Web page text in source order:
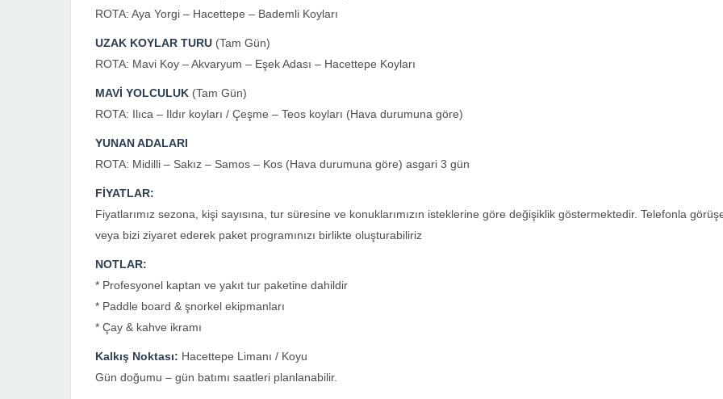
ROTA: Aya Yorgi – Hacettepe – Bademli Koyları
UZAK KOYLAR TURU (Tam Gün)
ROTA: Mavi Koy – Akvaryum – Eşek Adası – Hacettepe Koyları
MAVİ YOLCULUK (Tam Gün)
ROTA: Ilıca – Ildır koyları / Çeşme – Teos koyları (Hava durumuna göre)
YUNAN ADALARI
ROTA: Midilli – Sakız – Samos – Kos (Hava durumuna göre) asgari 3 gün
FİYATLAR:
Fiyatlarımız sezona, kişi sayısına, tur süresine ve konuklarımızın isteklerine göre değişiklik göstermektedir. Telefonla
veya bizi ziyaret ederek paket programınızı birlikte oluşturabiliriz
NOTLAR:
* Profesyonel kaptan ve yakıt tur paketine dahildir
* Paddle board & şnorkel ekipmanları
* Çay & kahve ikramı
Kalkış Noktası: Hacettepe Limanı / Koyu
Gün doğumu – gün batımı saatleri planlanabilir.